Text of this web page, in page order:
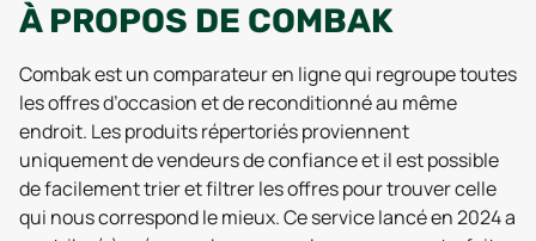
À PROPOS DE COMBAK
Combak est un comparateur en ligne qui regroupe toutes
les offres d’occasion et de reconditionné au même
endroit. Les produits répertoriés proviennent
uniquement de vendeurs de confiance et il est possible
de facilement trier et filtrer les offres pour trouver celle
qui nous correspond le mieux. Ce service lancé en 2024 a